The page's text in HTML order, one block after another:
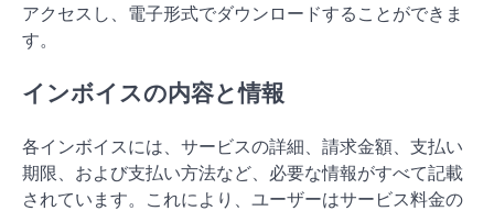
アクセスし、電子形式でダウンロードすることができま
す。
インボイスの内容と情報
各インボイスには、サービスの詳細、請求金額、支払い
期限、および支払い方法など、必要な情報がすべて記載
されています。これにより、ユーザーはサービス料金の